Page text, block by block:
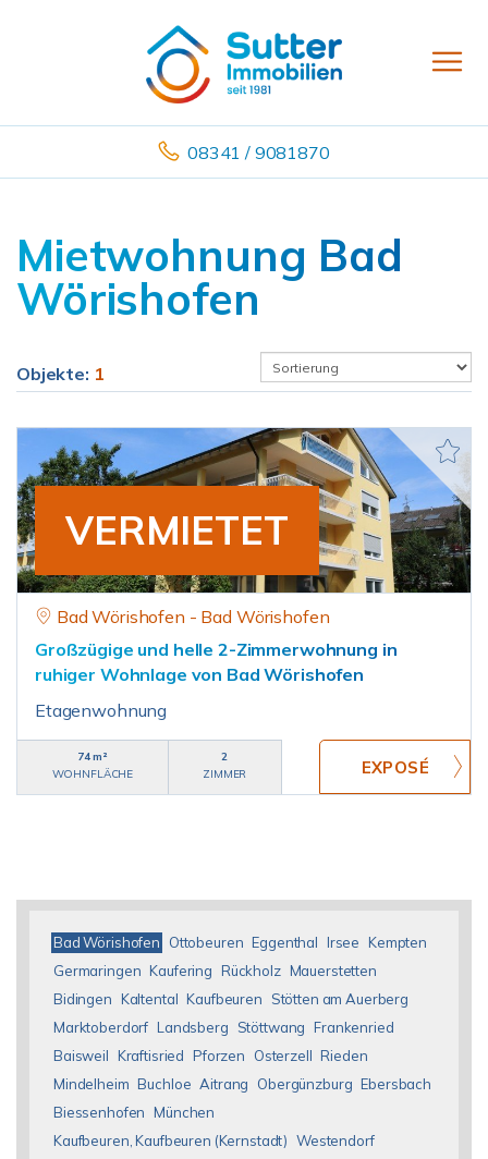
08341 / 9081870
Mietwohnung Bad
Wörishofen
Objekte: 1
VERMIETET
Bad Wörishofen - Bad Wörishofen
Großzügige und helle 2-Zimmerwohnung in
ruhiger Wohnlage von Bad Wörishofen
Etagenwohnung
74 m²
WOHNFLÄCHE
2
ZIMMER
Bad Wörishofen Ottobeuren Eggenthal Irsee Kempten
Germaringen Kaufering Rückholz Mauerstetten
Bidingen Kaltental Kaufbeuren
Stötten am Auerberg
Marktoberdorf Landsberg Stöttwang Frankenried
Baisweil Kraftisried Pforzen Osterzell Rieden
Mindelheim Buchloe Aitrang Obergünzburg Ebersbach
Biessenhofen München
Kaufbeuren, Kaufbeuren (Kernstadt) Westendorf